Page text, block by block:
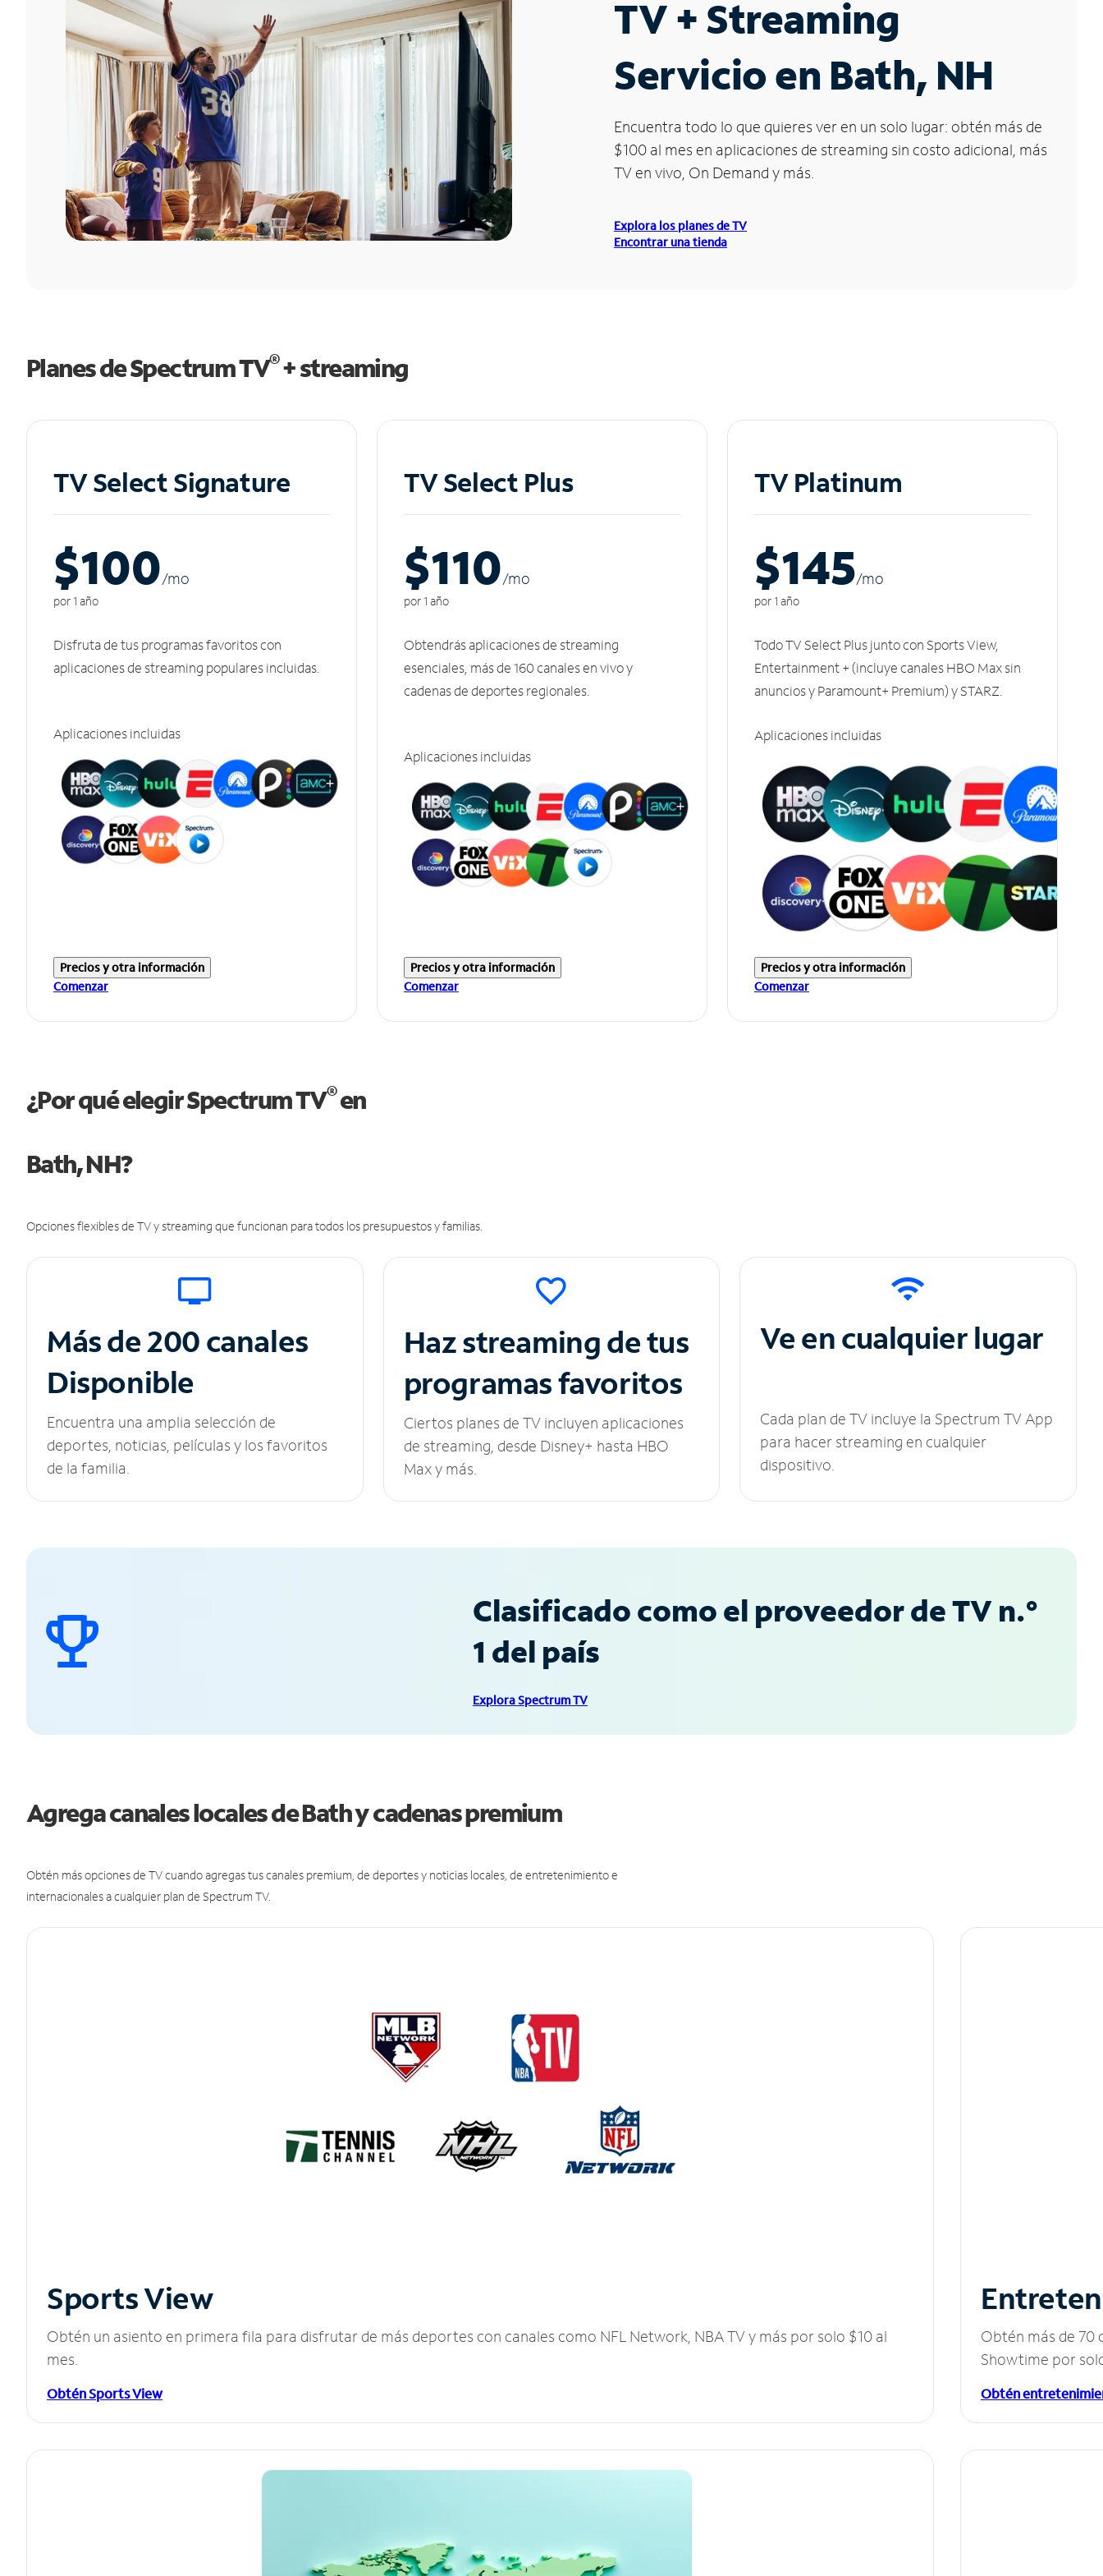
TV + Streaming
Servicio en Bath, NH
Encuentra todo lo que quieres ver en un solo lugar: obtén más de
$100 al mes en aplicaciones de streaming sin costo adicional, más
TV en vivo, On Demand y más.
Explora los planes de TV
Encontrar una tienda
Planes de Spectrum TV®+ streaming
TV Select Signature
$100/mo
por 1 año
Disfruta de tus programas favoritos con
aplicaciones de streaming populares incluidas.
Aplicaciones incluidas
Precios y otra información
Comenzar
TV Select Plus
$110/mo
por 1 año
Obtendrás aplicaciones de streaming
esenciales, más de 160 canales en vivo y
cadenas de deportes regionales.
Aplicaciones incluidas
Precios y otra información
Comenzar
TV Platinum
$145/mo
por 1 año
Todo TV Select Plus junto con Sports View,
Entertainment + (incluye canales HBO Max sin
anuncios y Paramount+ Premium) y STARZ.
Aplicaciones incluidas
Precios y otra información
Comenzar
¿Por qué elegir Spectrum TV®en
Bath, NH?
Opciones flexibles de TV y streaming que funcionan para todos los presupuestos y familias.
Más de 200 canales
Disponible
Encuentra una amplia selección de
deportes, noticias, películas y los favoritos
de la familia.
Haz streaming de tus
programas favoritos
Ciertos planes de TV incluyen aplicaciones
de streaming, desde Disney+ hasta HBO
Max y más.
Ve en cualquier lugar
Cada plan de TV incluye la Spectrum TV App
para hacer streaming en cualquier
dispositivo.
Clasificado como el proveedor de TV n.°
1 del país
Explora Spectrum TV
Agrega canales locales de Bath y cadenas premium
Obtén más opciones de TV cuando agregas tus canales premium, de deportes y noticias locales, de entretenimiento e
internacionales a cualquier plan de Spectrum TV.
Sports View
Obtén un asiento en primera fila para disfrutar de más deportes con canales como NFL Network, NBA TV y más por solo $10 al
mes.
Obtén Sports View
Obtén más de 70
Showtime por
Obtén